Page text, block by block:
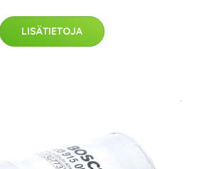
LISÄTIETOJA